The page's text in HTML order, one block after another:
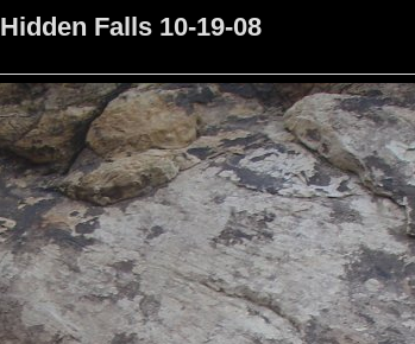
Hidden Falls 10-19-08